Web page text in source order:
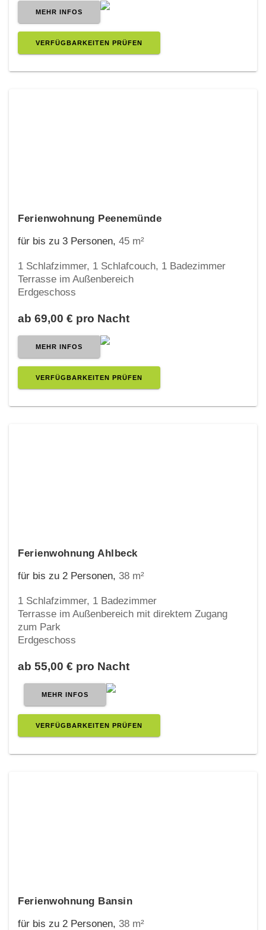
MEHR INFOS
VERFÜGBARKEITEN PRÜFEN
Ferienwohnung Peenemünde
für bis zu 3 Personen, 45 m²
1 Schlafzimmer, 1 Schlafcouch, 1 Badezimmer
Terrasse im Außenbereich
Erdgeschoss
ab 69,00 € pro Nacht
MEHR INFOS
VERFÜGBARKEITEN PRÜFEN
Ferienwohnung Ahlbeck
für bis zu 2 Personen, 38 m²
1 Schlafzimmer, 1 Badezimmer
Terrasse im Außenbereich mit direktem Zugang
zum Park
Erdgeschoss
ab 55,00 € pro Nacht
MEHR INFOS
VERFÜGBARKEITEN PRÜFEN
Ferienwohnung Bansin
für bis zu 2 Personen, 38 m²